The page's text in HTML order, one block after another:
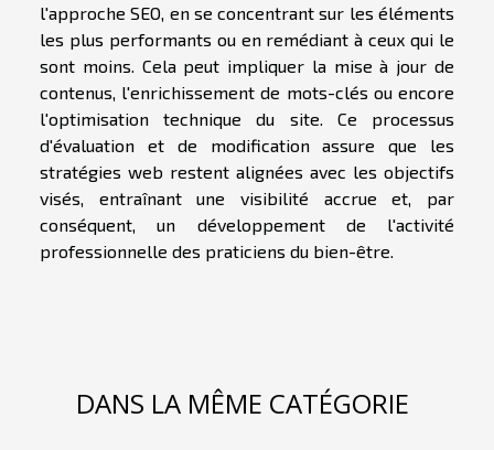
l'approche SEO, en se concentrant sur les éléments
les plus performants ou en remédiant à ceux qui le
sont moins. Cela peut impliquer la mise à jour de
contenus, l'enrichissement de mots-clés ou encore
l'optimisation technique du site. Ce processus
d'évaluation et de modification assure que les
stratégies web restent alignées avec les objectifs
visés, entraînant une visibilité accrue et, par
conséquent, un développement de l'activité
professionnelle des praticiens du bien-être.
DANS LA MÊME CATÉGORIE